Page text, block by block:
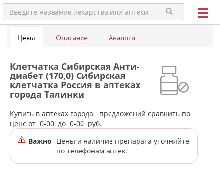
Цены Описание Аналоги
Клетчатка Сибирская Анти-
диабет (170,0) Сибирская
клетчатка Россия в аптеках
города Талинки
Купить в аптеках города
предложений сравнить по
цене от 0-00 до 0-00 руб.
Важно
Цены и наличие препарата уточняйте
по телефонам аптек.